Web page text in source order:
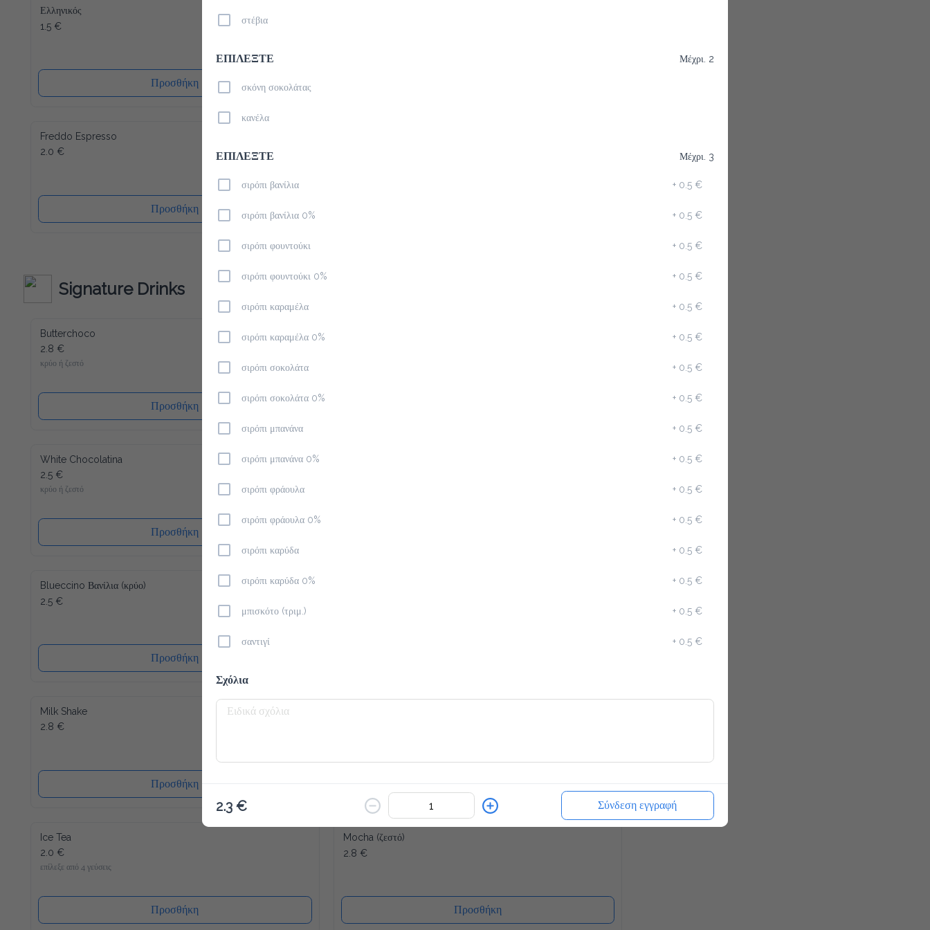
Ελληνικός
1.5 €
Προσθήκη
Freddo Espresso
2.0 €
Προσθήκη
Signature Drinks
Butterchoco
2.8 €
κρύο ή ζεστό
Προσθήκη
White Chocolatina
2.5 €
κρύο ή ζεστό
Προσθήκη
Blueccino Βανίλια (κρύο)
2.5 €
Προσθήκη
Milk Shake
2.8 €
Προσθήκη
Ice Tea
2.0 €
επίλεξε από 4 γεύσεις
Προσθήκη
Mocha (ζεστό)
2.8 €
Προσθήκη
στέβια
ΕΠΙΛΕΞΤΕ Μέχρι. 2
σκόνη σοκολάτας
κανέλα
ΕΠΙΛΕΞΤΕ Μέχρι. 3
σιρόπι βανίλια +0.5 €
σιρόπι βανίλια 0% +0.5 €
σιρόπι φουντούκι +0.5 €
σιρόπι φουντούκι 0% +0.5 €
σιρόπι καραμέλα +0.5 €
σιρόπι καραμέλα 0% +0.5 €
σιρόπι σοκολάτα +0.5 €
σιρόπι σοκολάτα 0% +0.5 €
σιρόπι μπανάνα +0.5 €
σιρόπι μπανάνα 0% +0.5 €
σιρόπι φράουλα +0.5 €
σιρόπι φράουλα 0% +0.5 €
σιρόπι καρύδα +0.5 €
σιρόπι καρύδα 0% +0.5 €
μπισκότο (τριμ.) +0.5 €
σαντιγί +0.5 €
Σχόλια
2.3 € Σύνδεση εγγραφή